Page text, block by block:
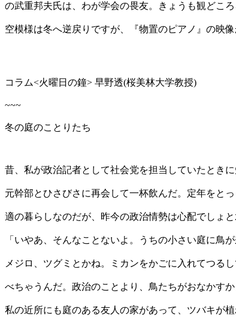
の武重邦夫氏は、わが学会の畏友。きょうも観どころ
空模様は冬へ逆戻りですが、『物置のピアノ』の映
コラム<火曜日の鐘> 早野透(桜美林大学教授)
~~~
冬の庭のことりたち
昔、私が政治記者として社会党を担当していたとき
元幹部とひさびさに再会して一杯飲んだ。定年をと
適の暮らしなのだが、昨今の政治情勢は心配でしょと
「いやあ、そんなことないよ。うちの小さい庭に鳥
メジロ、ツグミとかね。ミカンをかごに入れてつる
べちゃうんだ。政治のことより、鳥たちがおなかすか
私の近所にも庭のある友人の家があって、ツバキが